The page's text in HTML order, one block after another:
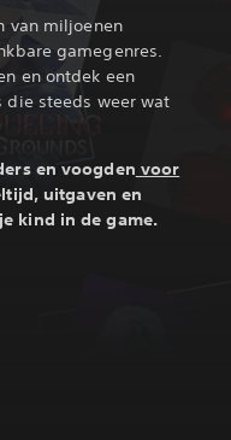
van miljoenen
gamegenres.
en ontdek een
steeds weer wat
en voogden voor
uitgaven en
kind in de game.‎